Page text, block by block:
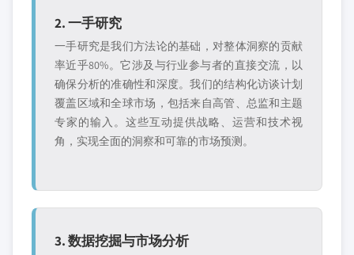
2. 一手研究
一手研究是我们方法论的基础，对整体洞察的贡献
率近乎80%。它涉及与行业参与者的直接交流，以
确保分析的准确性和深度。我们的结构化访谈计划
覆盖区域和全球市场，包括来自高管、总监和主题
专家的输入。这些互动提供战略、运营和技术视
角，实现全面的洞察和可靠的市场预测。
3. 数据挖掘与市场分析